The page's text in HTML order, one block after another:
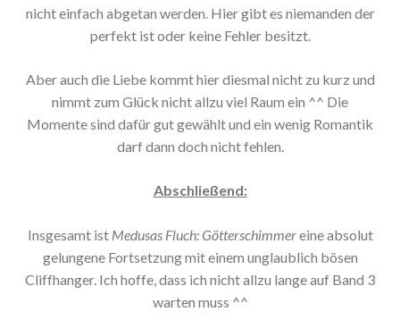
nicht einfach abgetan werden. Hier gibt es niemanden der
perfekt ist oder keine Fehler besitzt.
Aber auch die Liebe kommt hier diesmal nicht zu kurz und
nimmt zum Glück nicht allzu viel Raum ein ^^ Die
Momente sind dafür gut gewählt und ein wenig Romantik
darf dann doch nicht fehlen.
Abschließend:
Insgesamt ist Medusas Fluch: Götterschimmereine absolut
gelungene Fortsetzung mit einem unglaublich bösen
Cliffhanger. Ich hoffe, dass ich nicht allzu lange auf Band 3
warten muss ^^